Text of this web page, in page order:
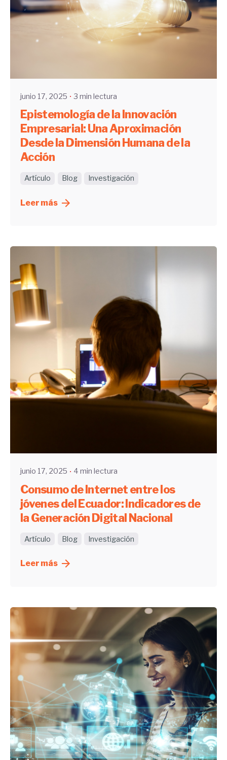
junio 17, 2025 3 min lectura
Epistemología de la Innovación
Empresarial: Una Aproximación
Desde la Dimensión Humana de la
Acción
Artículo Blog Investigación
Leer más
junio 17, 2025 4 min lectura
Consumo de Internet entre los
jóvenes del Ecuador: Indicadores de
la Generación Digital Nacional
Artículo Blog Investigación
Leer más